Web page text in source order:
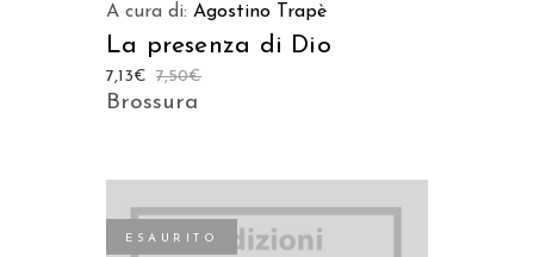
A cura di: Agostino Trapè
La presenza di Dio
7,50€
7,13€
Brossura
ESAURITO